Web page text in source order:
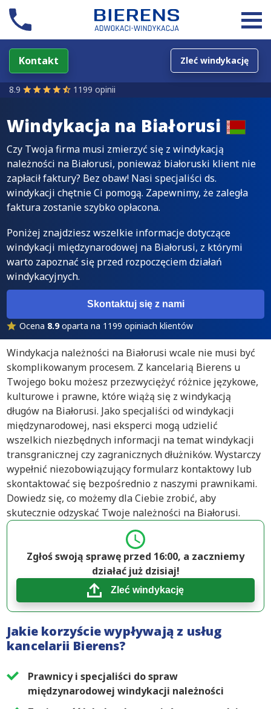
Kontakt Zleć windykację
8.9 1199 opinii
Windykacja na Białorusi
Czy Twoja firma musi zmierzyć się z windykacją
należności na Białorusi, ponieważ białoruski klient nie
zapłacił faktury? Bez obaw! Nasi specjaliści ds.
windykacji chętnie Ci pomogą. Zapewnimy, że zaległa
faktura zostanie szybko opłacona.
Poniżej znajdziesz wszelkie informacje dotyczące
windykacji międzynarodowej na Białorusi, z którymi
warto zapoznać się przed rozpoczęciem działań
windykacyjnych.
Skontaktuj się z nami
Ocena 8.9oparta na 1199 opiniach klientów
Windykacja należności na Białorusi wcale nie musi być
skomplikowanym procesem. Z kancelarią Bierens u
Twojego boku możesz przezwyciężyć różnice językowe,
kulturowe i prawne, które wiążą się z windykacją
długów na Białorusi. Jako specjaliści od windykacji
międzynarodowej, nasi eksperci mogą udzielić
wszelkich niezbędnych informacji na temat windykacji
transgranicznej czy zagranicznych dłużników. Wystarczy
wypełnić niezobowiązujący formularz kontaktowy lub
skontaktować się bezpośrednio z naszymi prawnikami.
Dowiedz się, co możemy dla Ciebie zrobić, aby
skutecznie odzyskać Twoje należności na Białorusi.
Zgłoś swoją sprawę przed 16:00, a zaczniemy
działać już dzisiaj!
Zleć windykację
Jakie korzyście wypływają z usług
kancelarii Bierens?
Prawnicy i specjaliści do spraw
międzynarodowej windykacji należności